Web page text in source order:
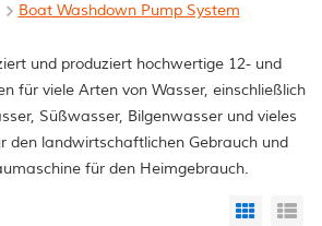
Boat Washdown Pump System
und produziert hochwertige 12- und
für viele Arten von Wasser, einschließlich
Süßwasser, Bilgenwasser und vieles
den landwirtschaftlichen Gebrauch und
für den Heimgebrauch.
Grid